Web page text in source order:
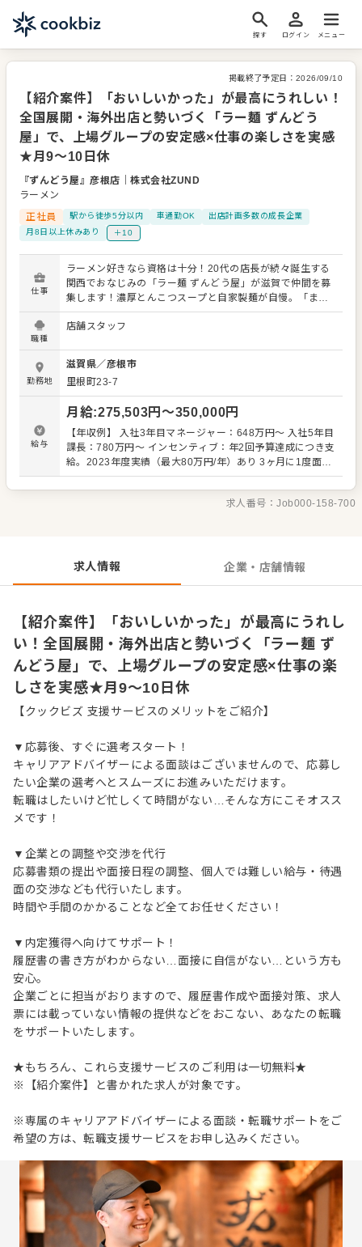
探す ログイン メニュー
掲載終了予定日： 2026/09/10
【紹介案件】「おいしいかった」が最高にうれしい！
全国展開・海外出店と勢いづく「ラー麺 ずんどう
屋」で、上場グループの安定感×仕事の楽しさを実感
★月9～10日休
『ずんどう屋』彦根店 ｜株式会社ZUND
ラーメン
正社員
駅から徒歩5分以内 車通勤OK
出店計画多数の成長企業
月8日以上休みあり
＋10
仕事
ラーメン好きなら資格は十分！20代の店長が続々誕生する
関西でおなじみの「ラー麺 ずんどう屋」が滋賀で仲間を募
集します！濃厚とんこつスープと自家製麺が自慢。「また
食べたくなる」一杯を提供していきましょう。ただいま全
国展開に向けて拡大中です。セントラルキッチンがあるの
なり店頭に立つのではなく、入社後1～2日は、天神橋4丁
目店に併設される模擬厨房でラーメンを実際に作るトレー
ニングを行います。慣れてから実際の店に入るので安心で
す。平均年齢33歳。20代の店長やマネージャーもいて、距
離が近い分、相談しやすいという声も多数。面倒見のいい
先輩が多く「とにかく仕事は楽しくするに限る」面々ばか
りです。 【具体的には…】 ・お席へのご案内、オーダーテ
イク、レジ対応など接客全般 ・ドリンク作り、提供 ・予約
材の仕入れや在庫管理 ・アルバイトスタッフの教育 など
入社後はスキルに合わせた業務からお任せしますので、
職種
店舗スタッフ
勤務地
滋賀県／彦根市
里根町23-7
給与
月給:275,503円〜350,000円
【年収例】 入社3年目マネージャー：648万円～ 入社5年目
課長：780万円～ インセンティブ：年2回予算達成につき支
給。2023年度実績（最大80万円/年）あり 3ヶ月に1度面談
を行い、サポートします。 経験とスキルを考慮して経験し
ます。 ※残業代全額支給 ※試用期間3ヵ月あり（その間の
求人番号：Job000-158-700
求人情報 企業・店舗情報
【紹介案件】「おいしいかった」が最高にうれし
い！全国展開・海外出店と勢いづく「ラー麺 ず
んどう屋」で、上場グループの安定感×仕事の楽
しさを実感★月9～10日休
【クックビズ 支援サービスのメリットをご紹介】
▼応募後、すぐに選考スタート！
キャリアアドバイザーによる面談はございませんので、応募し
たい企業の選考へとスムーズにお進みいただけます。
転職はしたいけど忙しくて時間がない…そんな方にこそオスス
メです！
▼企業との調整や交渉を代行
応募書類の提出や面接日程の調整、個人では難しい給与・待遇
面の交渉なども代行いたします。
時間や手間のかかることなど全てお任せください！
▼内定獲得へ向けてサポート！
履歴書の書き方がわからない…面接に自信がない…という方も
安心。
企業ごとに担当がおりますので、履歴書作成や面接対策、求人
票には載っていない情報の提供などをおこない、あなたの転職
をサポートいたします。
★もちろん、これら支援サービスのご利用は一切無料★
※【紹介案件】と書かれた求人が対象です。
※専属のキャリアアドバイザーによる面談・転職サポートをご
希望の方は、転職支援サービスをお申し込みください。